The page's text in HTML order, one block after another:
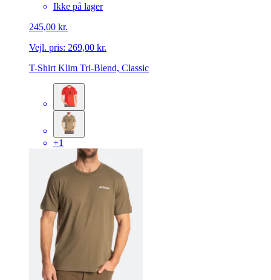
Ikke på lager
245,00 kr.
Vejl. pris: 269,00 kr.
T-Shirt Klim Tri-Blend, Classic
+1